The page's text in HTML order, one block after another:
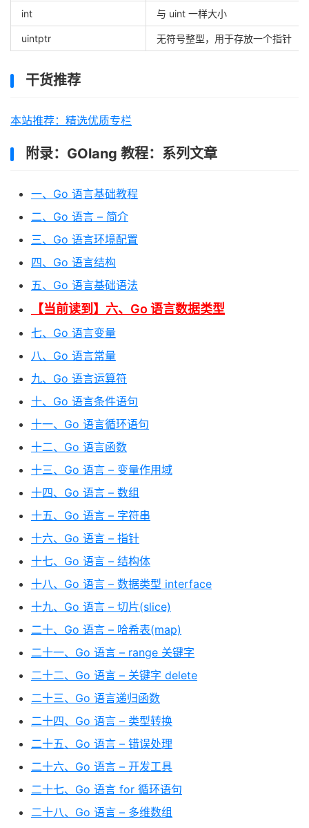
int 与 uint 一样大小
uintptr 无符号整型，用于存放一个指针
干货推荐
本站推荐：精选优质专栏
附录：GOlang 教程：系列文章
一、Go 语言基础教程
二、Go 语言 – 简介
三、Go 语言环境配置
四、Go 语言结构
五、Go 语言基础语法
【当前读到】六、Go 语言数据类型
七、Go 语言变量
八、Go 语言常量
九、Go 语言运算符
十、Go 语言条件语句
十一、Go 语言循环语句
十二、Go 语言函数
十三、Go 语言 – 变量作用域
十四、Go 语言 – 数组
十五、Go 语言 – 字符串
十六、Go 语言 – 指针
十七、Go 语言 – 结构体
十八、Go 语言 – 数据类型 interface
十九、Go 语言 – 切片(slice)
二十、Go 语言 – 哈希表(map)
二十一、Go 语言 – range 关键字
二十二、Go 语言 – 关键字 delete
二十三、Go 语言递归函数
二十四、Go 语言 – 类型转换
二十五、Go 语言 – 错误处理
二十六、Go 语言 – 开发工具
二十七、Go 语言 for 循环语句
二十八、Go 语言 – 多维数组